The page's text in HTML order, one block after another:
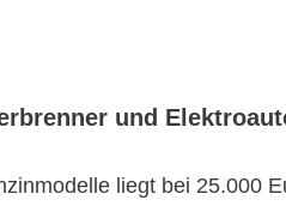
und
liegt bei 25.000